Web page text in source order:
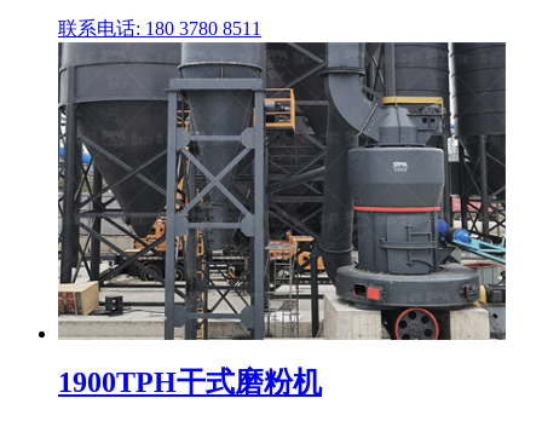
联系电话: 180 3780 8511
1900TPH干式磨粉机